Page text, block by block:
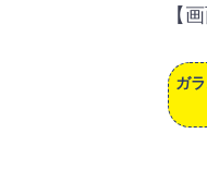
【
ガ